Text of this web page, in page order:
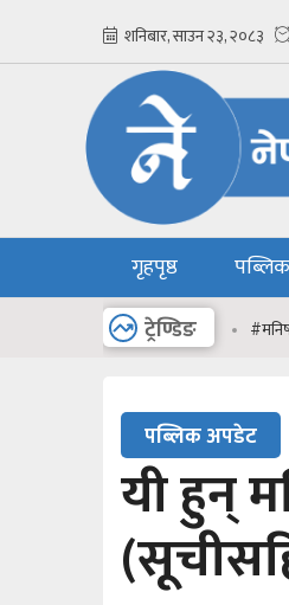
गृहपृष्ठ
अन्य
ट्रेण्डिङ
पब्लिक अपडेट
यी हुन्